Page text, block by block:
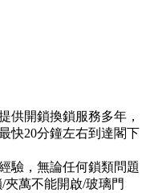
供開鎖換鎖服務多年，
快20分鐘左右到達閣下
驗，無論任何鎖類問題
夾萬不能開啟/玻璃門